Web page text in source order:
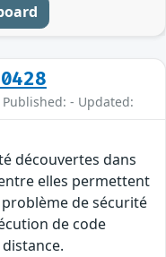
Published: - Updated:
découvertes dans
elles permettent
de sécurité
de code